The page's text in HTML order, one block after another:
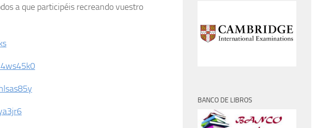
a que participéis recreando vuestro
BANCO DE LIBROS